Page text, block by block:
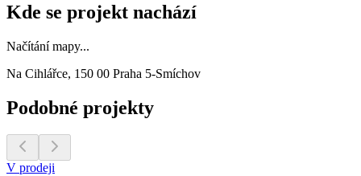
Kde se projekt nachází
Načítání mapy...
Na Cihlářce, 150 00 Praha 5-Smíchov
Podobné projekty
V prodeji